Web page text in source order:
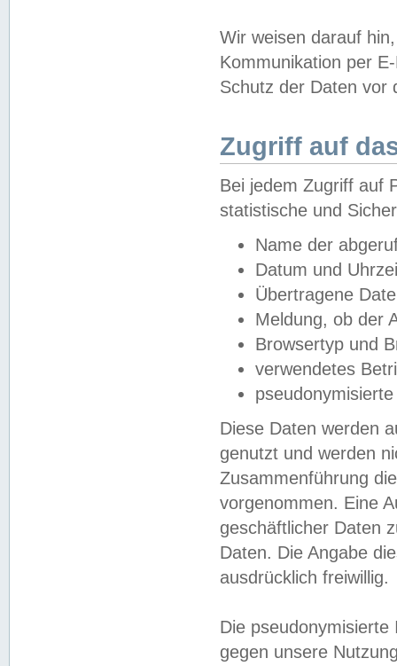
Wir weisen darauf
Kommunikation per
Schutz der Daten vor
Zugriff auf
Bei jedem Zugriff auf
statistische und
Name der
Datum und
Übertragene
Meldung, ob der
Browsertyp und
verwendetes
Diese Daten werden
genutzt und werden
Zusammenführung
vorgenommen. Eine
geschäftlicher Daten
Daten. Die Angabe
ausdrücklich freiwillig.
Die
gegen unsere